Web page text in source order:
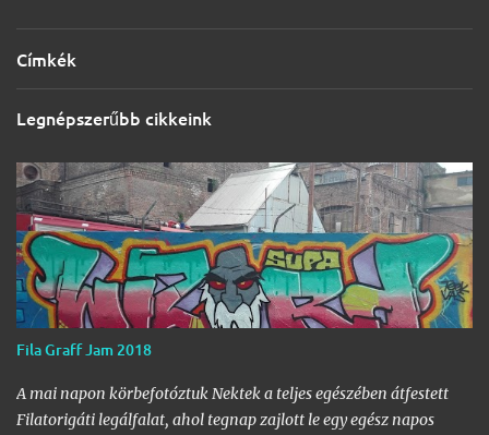
Címkék
Legnépszerűbb cikkeink
Fila Graff Jam 2018
A mai napon körbefotóztuk Nektek a teljes egészében átfestett
Filatorigáti legálfalat, ahol tegnap zajlott le egy egész napos